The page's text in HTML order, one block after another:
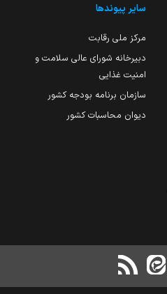
سایر پیوندها
مرکز ملی رقابت
دبیرخانه شورای عالی سلامت و
امنیت غذایی
سازمان برنامه بودجه کشور
دیوان محاسبات کشور